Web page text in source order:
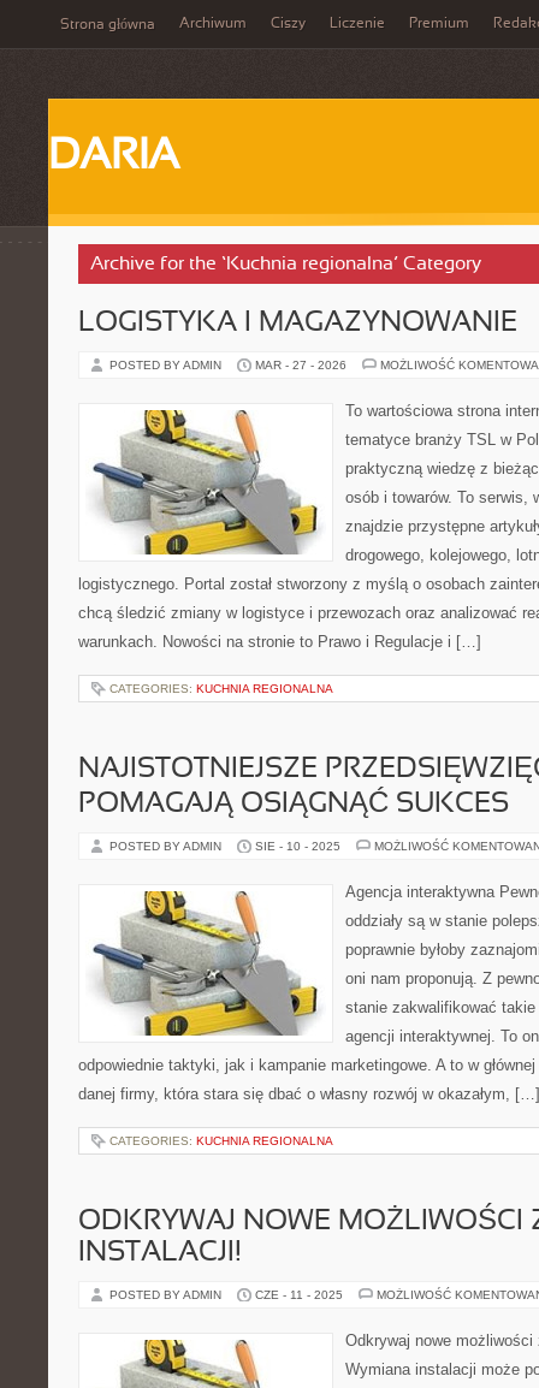
Strona główna Archiwum Ciszy Liczenie Premium
DARIA
Archive for the ‘Kuchnia regionalna’ Category
LOGISTYKA I MAGAZYNOWANIE
POSTED BY ADMIN MAR - 27 - 2026 MOŻLIWOŚĆ
To wartościowa strona
tematyce branży TSL w
praktyczną wiedzę z
osób i towarów. To serwis,
znajdzie przystępne
drogowego, kolejowego,
logistycznego. Portal został stworzony z myślą o osobach
chcą śledzić zmiany w logistyce i przewozach oraz analizować
warunkach. Nowości na stronie to Prawo i Regulacje i […]
CATEGORIES: KUCHNIA REGIONALNA
NAJISTOTNIEJSZE
POMAGAJĄ OSIĄGNĄĆ SUKCES
POSTED BY ADMIN SIE - 10 - 2025 MOŻLIWOŚĆ
Agencja interaktywna
oddziały są w stanie
poprawnie byłoby
oni nam proponują. Z
stanie zakwalifikować
agencji interaktywnej. To
odpowiednie taktyki, jak i kampanie marketingowe. A to w
danej firmy, która stara się dbać o własny rozwój w okazałym, […]
CATEGORIES: KUCHNIA REGIONALNA
ODKRYWAJ NOWE MOŻLIWOŚCI
INSTALACJI!
POSTED BY ADMIN CZE - 11 - 2025 MOŻLIWOŚĆ
Odkrywaj nowe
Wymiana instalacji może